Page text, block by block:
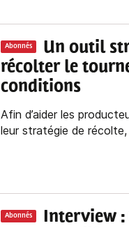
Abonnés
Un outil
récolter le
conditions
Afin d’aider les
leur stratégie de récolte,
Abonnés
Interview :